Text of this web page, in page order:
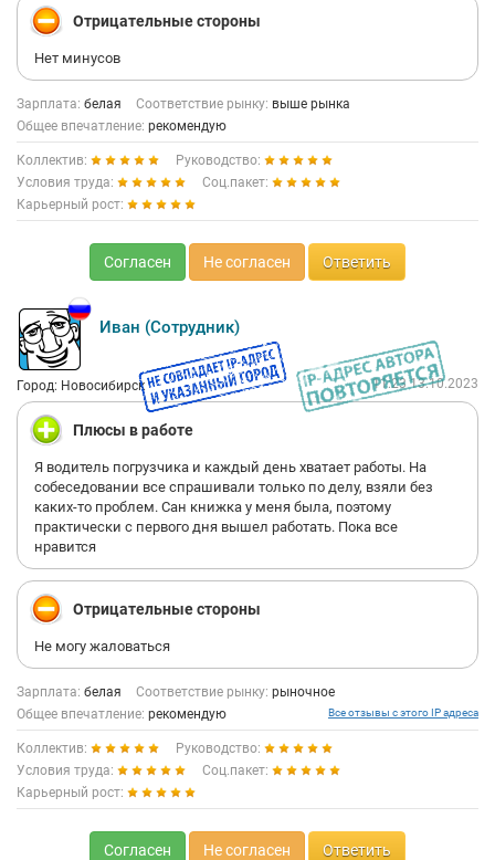
Отрицательные стороны
Нет минусов
Зарплата: белая Соответствие рынку: выше рынка
Общее впечатление: рекомендую
Коллектив:
Руководство:
Условия труда:
Соц.пакет:
Карьерный рост:
Согласен Не согласен Ответить
Иван (Сотрудник)
Город: Новосибирск 11:23 13.10.2023
Плюсы в работе
Я водитель погрузчика и каждый день хватает работы. На
собеседовании все спрашивали только по делу, взяли без
каких-то проблем. Сан книжка у меня была, поэтому
практически с первого дня вышел работать. Пока все
нравится
Отрицательные стороны
Не могу жаловаться
Зарплата: белая Соответствие рынку: рыночное
Общее впечатление: рекомендую Все отзывы с этого IP адреса
Коллектив:
Руководство:
Условия труда:
Соц.пакет:
Карьерный рост:
Согласен Не согласен Ответить